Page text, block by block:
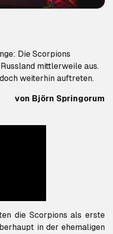
: Die Scorpions
mittlerweile aus.
weiterhin auftreten.
von Björn Springorum
die Scorpions als erste
in der ehemaligen